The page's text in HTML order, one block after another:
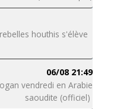
houthis s'élève
06/08 21:49
vendredi en Arabie
saoudite (officiel)